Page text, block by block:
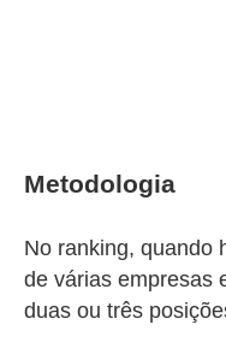
Metodologia
No ranking, quando
de várias empresas
duas ou três